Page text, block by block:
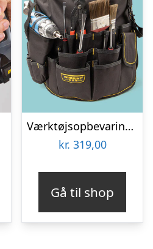
Værktøjsopbevaring til spand
kr. 319,00
Gå til shop